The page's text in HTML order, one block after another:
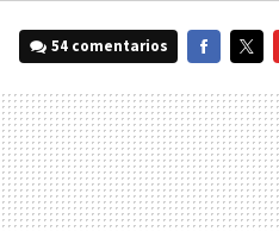
54 comentarios